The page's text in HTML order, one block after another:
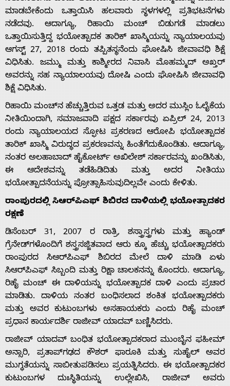
ಮಾಡಬೇಕೆಂದು ಒತ್ತಾಯಿಸಿ ಹಲವಾರು ಸ್ಥಳಗಳಲ್ಲಿ ಪ್ರತಿಭಟನೆಗಳು
ನಡೆದವು. ಆದಾಗ್ಯೂ, ರಿಹಾಯಿ ಮಂಚ್ ಬಿಡುಗಡೆ ಮಾಡಲು
ಒತ್ತಾಯಿಸುತ್ತಿದ್ದ ಭಯೋತ್ಪಾದಕ ತಾರಿಕ್ ಖಾಸ್ಮಿಯನ್ನು ನ್ಯಾಯಾಲಯವು
ಆಗಸ್ಟ್ 27, 2018 ರಂದು ತಪ್ಪಿತಸ್ಥನೆಂದು ಘೋಷಿಸಿ ಜೀವಾವಧಿ ಶಿಕ್ಷೆ
ವಿಧಿಸಿತು. ಜಮ್ಮು ಮತ್ತು ಕಾಶ್ಮೀರದ ನಿವಾಸಿ ಮೊಹಮ್ಮದ್ ಅಖ್ತರ್
ಅವರನ್ನು ಸಹ ನ್ಯಾಯಾಲಯವು ದೋಷಿ ಎಂದು ಘೋಷಿಸಿ ಜೀವಾವಧಿ
ಶಿಕ್ಷೆ ವಿಧಿಸಿತು.
ರಿಹಾಯಿ ಮಂಚ್‌ನ ಹೆಚ್ಚುತ್ತಿರುವ ಒತ್ತಡ ಮತ್ತು ಅದರ ಮುಸ್ಲಿಂ ಓಲೈಕೆಯ
ನೀತಿಯಿಂದಾಗಿ, ಸಮಾಜವಾದಿ ಪಕ್ಷದ ಸರ್ಕಾರವು ಏಪ್ರಿಲ್ 24, 2013
ರಂದು ನ್ಯಾಯಾಲಯದ ಸ್ಫೋಟ ಪ್ರಕರಣದ ಆರೋಪಿ ಭಯೋತ್ಪಾದಕ
ತಾರಿಕ್ ಖಾಸ್ಮಿ ವಿರುದ್ಧದ ಪ್ರಕರಣವನ್ನು ಹಿಂತೆಗೆದುಕೊಂಡಿತು. ಆದಾಗ್ಯೂ,
ನಂತರ ಅಲಹಾಬಾದ್ ಹೈಕೋರ್ಟ್ ಅಖಿಲೇಶ್ ಸರ್ಕಾರವನ್ನು ಖಂಡಿಸಿತು,
ಈ ಆದೇಶವನ್ನು ತಡೆಹಿಡಿದಿತು ಮತ್ತು ಅದರ ನೀತಿಯು
ಭಯೋತ್ಪಾದನೆಯನ್ನು ಪ್ರೋತ್ಸಾಹಿಸುವುದಿಲ್ಲವೇ ಎಂದು ಕೇಳಿತು.
ರಾಂಪುರದಲ್ಲಿ ಸಿಆರ್‌ಪಿಎಫ್ ಶಿಬಿರದ ದಾಳಿಯಲ್ಲಿ ಭಯೋತ್ಪಾದಕರ
ರಕ್ಷಣೆ
ಡಿಸೆಂಬರ್ 31, 2007 ರ ರಾತ್ರಿ, ಶಸ್ತ್ರಾಸ್ತ್ರಗಳು ಮತ್ತು ಹ್ಯಾಂಡ್
ಗ್ರೆನೇಡ್‌ಗಳೊಂದಿಗೆ ಶಸ್ತ್ರಸಜ್ಜಿತವಾದ ಆರು ಕ್ಕೂ ಹೆಚ್ಚು ಭಯೋತ್ಪಾದಕರು
ರಾಂಪುರದ ಸಿಆರ್‌ಪಿಎಫ್ ಶಿಬಿರದ ಮೇಲೆ ದಾಳಿ ಮಾಡಿ ಏಳು
ಸಿಆರ್‌ಪಿಎಫ್ ಸಿಬ್ಬಂದಿ ಮತ್ತು ರಿಕ್ಷಾ ಚಾಲಕನನ್ನು ಕೊಂದರು. ಆದಾಗ್ಯೂ,
ರಿಹೈ ಮಂಚ್ ಈ ದಾಳಿಯನ್ನು ಭಯೋತ್ಪಾದಕ ದಾಳಿ ಎಂದು ಪ್ರಚಾರ
ಮಾಡಿತು. ದಾಳಿಯ ನಂತರ ಬಂಧಿಸಲಾದ ಶಂಕಿತ ಭಯೋತ್ಪಾದಕರು
ಮತ್ತು ಅವರ ಕುಟುಂಬಗಳು ಅಸಹಾಯಕರು ಎಂದು ರಿಹೈ ಮಂಚ್
ಪ್ರಧಾನ ಕಾರ್ಯದರ್ಶಿ ರಾಜೀವ್ ಯಾದವ್ ಬಣ್ಣಿಸಿದರು.
ರಾಜೀವ್ ಯಾದವ್ ಬಂಧಿತ ಭಯೋತ್ಪಾದಕರಾದ ಮುಂಬೈನ ಫಹೀಮ್
ಅನ್ಸಾರಿ, ಪ್ರತಾಪ್‌ಗಢದ ಕೌಶರ್ ಫಾರೂಕಿ ಮತ್ತು ಸುಹೈಲ್ ಅವರ
ಮುಗ್ಧತೆಯನ್ನು ಸಾಬೀತುಪಡಿಸಲು ಪ್ರಯತ್ನಿಸಿದರು. ಈ ಭಯೋತ್ಪಾದಕರ
ಕುಟುಂಬಗಳ ದುಃಸ್ಥಿತಿಯನ್ನು ಉಲ್ಲೇಖಿಸಿ, ರಾಜೀವ್ ಅವರು